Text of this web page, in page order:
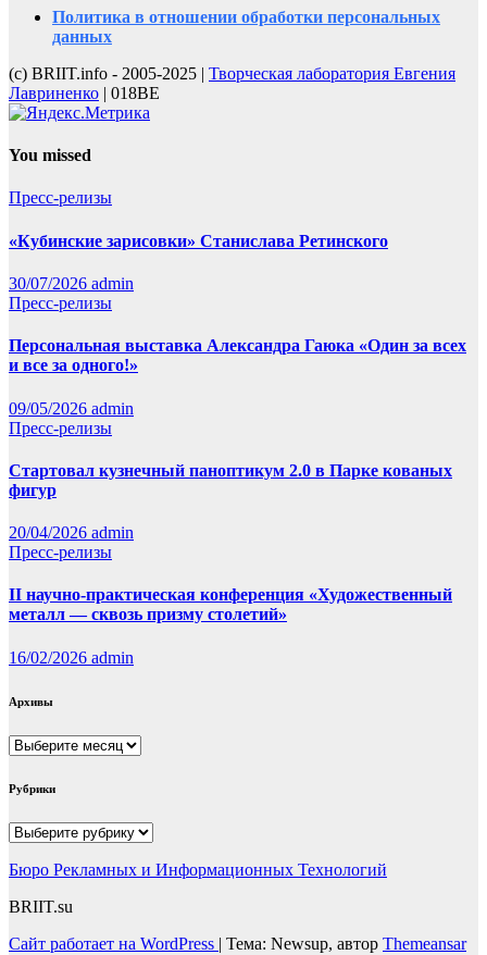
Политика в отношении обработки персональных
данных
(с) BRIIT.info - 2005-2025 | Творческая лаборатория Евгения
Лавриненко | 018BE
You missed
Пресс-релизы
«Кубинские зарисовки» Станислава Ретинского
30/07/2026 admin
Пресс-релизы
Персональная выставка Александра Гаюка «Один за всех
и все за одного!»
09/05/2026 admin
Пресс-релизы
Стартовал кузнечный паноптикум 2.0 в Парке кованых
фигур
20/04/2026 admin
Пресс-релизы
II научно-практическая конференция «Художественный
металл — сквозь призму столетий»
16/02/2026 admin
Архивы
Архивы
Рубрики
Рубрики
Бюро Рекламных и Информационных Технологий
BRIIT.su
Сайт работает на WordPress | Тема: Newsup, автор Themeansar